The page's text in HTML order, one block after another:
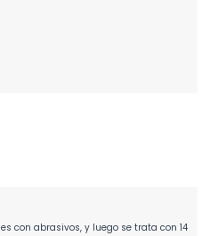
con abrasivos, y luego se trata con 14